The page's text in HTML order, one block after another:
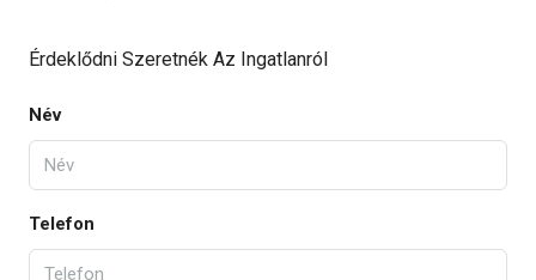
Érdeklődni Szeretnék Az Ingatlanról
Név
Telefon